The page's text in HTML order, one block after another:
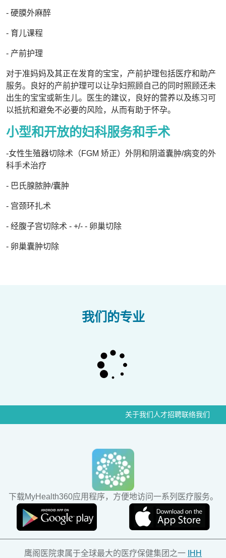
- 硬膜外麻醉
- 育儿课程
- 产前护理
对于准妈妈及其正在发育的宝宝，产前护理包括医疗和助产
服务。良好的产前护理可以让孕妇照顾自己的同时照顾还未
出生的宝宝或新生儿。医生的建议，良好的营养以及练习可
以抵抗和避免不必要的风险，从而有助于怀孕。
小型和开放的妇科服务和手术
-女性生殖器切除术（FGM 矫正）外阴和阴道囊肿/病变的外
科手术治疗
- 巴氏腺脓肿/囊肿
- 宫颈环扎术
- 经腹子宫切除术 - +/- - 卵巢切除
- 卵巢囊肿切除
我们的专业
关于我们人才招聘联络我们
下载MyHealth360应用程序，方便地访问一系列医疗服务。
鹰阁医院隶属于全球最大的医疗保健集团之一 IHH